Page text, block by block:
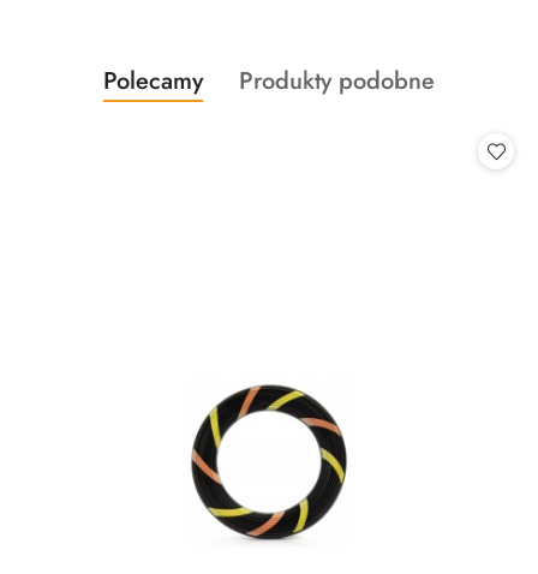
Pomiń karuzelę produktów
Produkty
o
Polecamy
Produkty
Produkty podobne